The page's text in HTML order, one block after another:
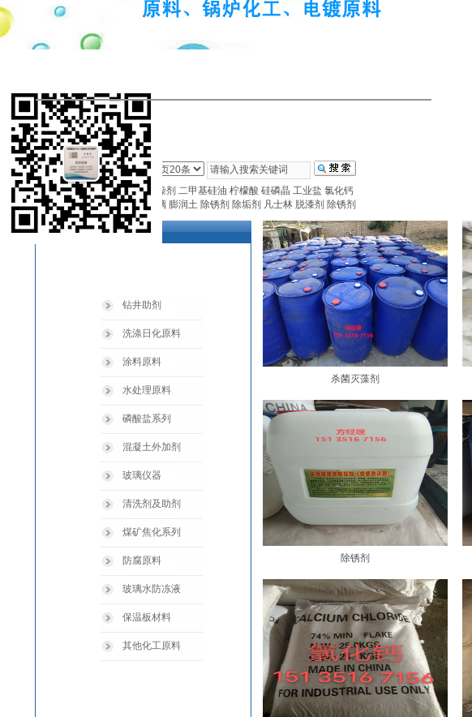
杀菌灭藻剂
除锈剂
推荐：磷酸三钠 变色硅胶 干燥剂 二甲基硅油 柠檬酸 硅磷晶 工业盐 氯化钙
聚丙烯酰胺 聚合氯化铝 水玻璃 膨润土 除锈剂 除垢剂 凡士林 脱漆剂 除锈剂
产品分类
钻井助剂
洗涤日化原料
涂料原料
水处理原料
磷酸盐系列
混凝土外加剂
玻璃仪器
清洗剂及助剂
煤矿焦化系列
防腐原料
玻璃水防冻液
保温板材料
其他化工原料